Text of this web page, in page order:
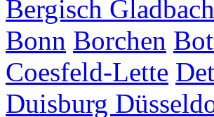
Bergisch Gladbach
Bonn Borchen
Coesfeld-Lette
Duisburg